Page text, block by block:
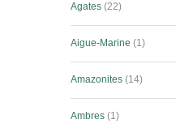
Agates 22
Aigue-Marine 1
Amazonites 14
Ambres 1